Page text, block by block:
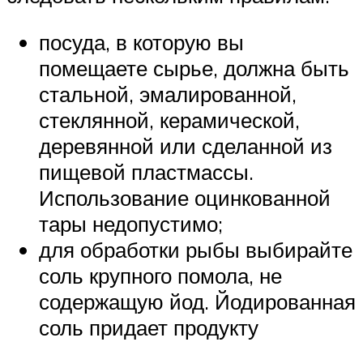
посуда, в которую вы
помещаете сырье, должна быть
стальной, эмалированной,
стеклянной, керамической,
деревянной или сделанной из
пищевой пластмассы.
Использование оцинкованной
тары недопустимо;
для обработки рыбы выбирайте
соль крупного помола, не
содержащую йод. Йодированная
соль придает продукту